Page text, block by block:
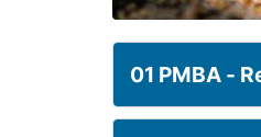
01 PMBA -